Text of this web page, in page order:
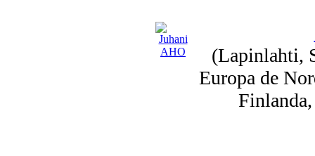
(Lapinlahti,
Europa de